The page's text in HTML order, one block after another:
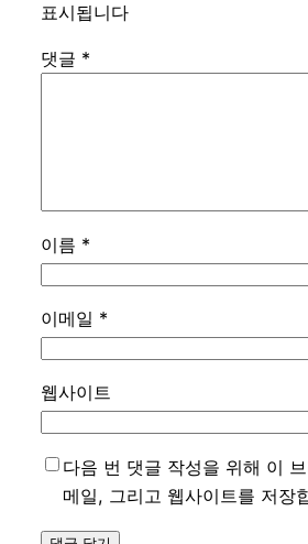
표시됩니다
댓글 *
이름 *
이메일 *
웹사이트
다음 번 댓글 작성을 위해 이
메일, 그리고 웹사이트를 저장